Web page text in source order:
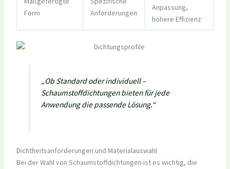
Form
Anforderungen
Anpassung,
höhere Effizienz
„Ob Standard oder individuell –
Schaumstoffdichtungen bieten für jede
Anwendung die passende Lösung.“
Dichtheitsanforderungen und Materialauswahl
Bei der Wahl von Schaumstoffdichtungen ist es wichtig, die